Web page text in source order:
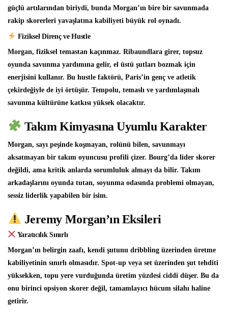
güçlü artılarından biriydi, bunda Morgan’ın bire bir savunmada
rakip skorerleri yavaşlatma kabiliyeti büyük rol oynadı.
Fiziksel Direnç ve Hustle
Morgan, fiziksel temastan kaçınmaz. Ribaundlara girer, topsuz
oyunda savunma yardımına gelir, el üstü şutları bozmak için
enerjisini kullanır. Bu hustle faktörü, Paris’in genç ve atletik
çekirdeğiyle de iyi örtüşür. Tempolu, temaslı ve yardımlaşmalı
savunma kültürüne katkısı yüksek olacaktır.
Takım Kimyasına Uyumlu Karakter
Morgan, sayı peşinde koşmayan, rolünü bilen, savunmayı
aksatmayan bir takım oyuncusu profili çizer. Bourg’da lider skorer
değildi, ama kritik anlarda sorumluluk almayı da bilir. Takım
arkadaşlarını oyunda tutan, soyunma odasında problemi olmayan,
sessiz liderlik yapabilen bir isim.
Jeremy Morgan’ın Eksileri
Yaratıcılık Sınırlı
Morgan’ın belirgin zaafı, kendi şutunu dribbling üzerinden üretme
kabiliyetinin sınırlı olmasıdır. Spot-up veya set üzerinden şut tehditi
yüksekken, topu yere vurduğunda üretim yüzdesi ciddi düşer. Bu da
onu birinci opsiyon skorer değil, tamamlayıcı hücum silahı haline
getirir.